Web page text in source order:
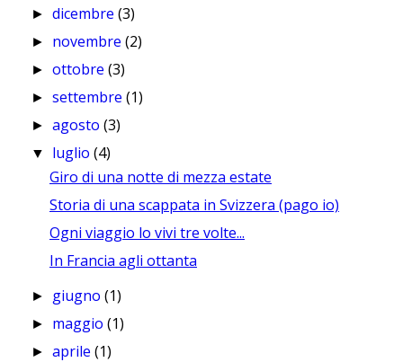
►dicembre(3)
► novembre(2)
►ottobre(3)
►settembre(1)
►agosto(3)
▼ luglio(4)
Giro di una notte di mezza estate
Storia di una scappata in Svizzera (pago io)
Ogni viaggio lo vivi tre volte...
In Francia agli ottanta
► giugno(1)
► maggio(1)
►aprile(1)